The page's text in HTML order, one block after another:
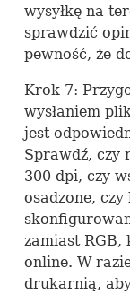
wysyłkę na
sprawdzić
pewność, że
Krok 7:
wysłaniem
jest
Sprawdź, czy
300 dpi, czy
osadzone,
zamiast RGB,
online. W
drukarnią,